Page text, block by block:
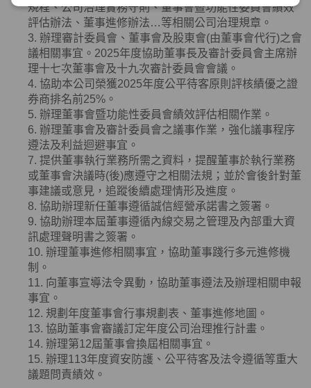
規程、公司治理實務守則、董事會暨功能性委員會績效
評估辦法、董事進修辦法…等相關公司治理規章。
3. 辦理審計委員會、董事會及股東會(由董事會代行)之會
議相關事宜。 2025年度協助董事長及審計委員會主席辦
理十七次董事會及十九次審計委員會會議。
4. 協助本公司榮獲2025年度公平待客原則評核績優之證
券商排名前25% 。
5. 辦理董事會暨功能性委員會績效評估相關作業。
6. 辦理董事會及審計委員會之議事作業，強化議事程序
遵法及利益迴避事宜。
7. 提供董事執行業務所需之資料，提醒董事於執行業務
或董事會決議時(後)應遵守之相關法規；並於會後針對董
事建議或意見，追蹤後續處理情形及進度。
8. 協助辦理新任董事遵循誠信經營承諾書之簽署。
9. 協助辦理本屆董事遵循內線交易之管理及內部重大資
訊處理聲明書之簽署。
10. 辦理董事進修相關事宜，協助董事踐行多元進修機
制。
11. 向董事宣導法令異動，協助董事遵法及辦理相關申報
事宜。
12. 規劃年度董事會行事規劃表、董事進修地圖。
13. 協助董事會審議訂定年度公司治理推行計畫。
14. 辦理第12屆董事會換屆相關事宜。
15. 辦理113年度資安防護、公平待客及法令遵循等重大
議題問責績效。